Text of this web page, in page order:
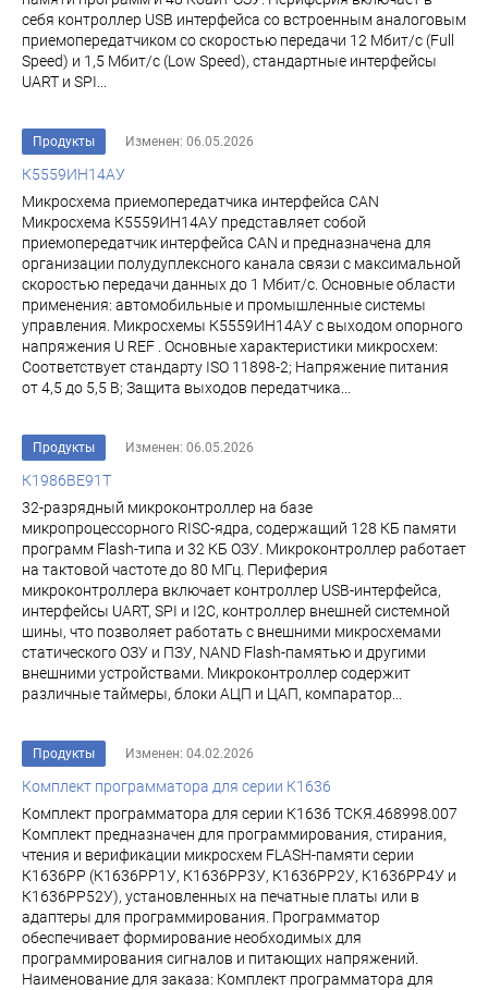
себя контроллер USB интерфейса со встроенным аналоговым
приемопередатчиком со скоростью передачи 12 Мбит/с (Full
Speed) и 1,5 Мбит/с (Low Speed), стандартные интерфейсы
UART и SPI...
Продукты Изменен: 06.05.2026
К5559ИН14АУ
Микросхема приемопередатчика интерфейса CAN
Микросхема К5559ИН14АУ представляет собой
приемопередатчик интерфейса CAN и предназначена для
организации полудуплексного канала связи с максимальной
скоростью передачи данных до 1 Мбит/с. Основные области
применения: автомобильные и промышленные системы
управления. Микросхемы К5559ИН14АУ с выходом опорного
напряжения U REF . Основные характеристики микросхем:
Соответствует стандарту ISO 11898-2; Напряжение питания
от 4,5 до 5,5 В; Защита выходов передатчика...
Продукты Изменен: 06.05.2026
К1986ВЕ91Т
32-разрядный микроконтроллер на базе
микропроцессорного RISC-ядра, содержащий 128 КБ памяти
программ Flash-типа и 32 КБ ОЗУ. Микроконтроллер работает
на тактовой частоте до 80 МГц. Периферия
микроконтроллера включает контроллер USB-интерфейса,
интерфейсы UART, SPI и I2C, контроллер внешней системной
шины, что позволяет работать с внешними микросхемами
статического ОЗУ и ПЗУ, NAND Flash-памятью и другими
внешними устройствами. Микроконтроллер содержит
различные таймеры, блоки АЦП и ЦАП, компаратор...
Продукты Изменен: 04.02.2026
Комплект программатора для серии К1636
Комплект программатора для серии К1636 ТСКЯ.468998.007
Комплект предназначен для программирования, стирания,
чтения и верификации микросхем FLASH-памяти серии
К1636РР (К1636РР1У, К1636РР3У, К1636РР2У, К1636РР4У и
К1636РР52У), установленных на печатные платы или в
адаптеры для программирования. Программатор
обеспечивает формирование необходимых для
программирования сигналов и питающих напряжений.
Наименование для заказа: Комплект программатора для